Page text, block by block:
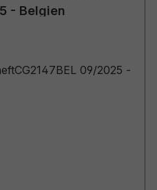
- Belgien
09/2025 -